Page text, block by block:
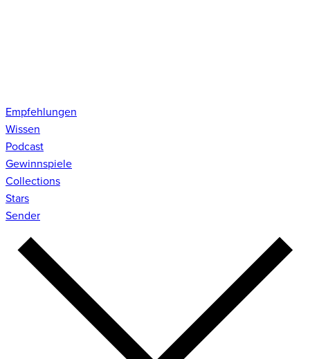
Empfehlungen
Wissen
Podcast
Gewinnspiele
Collections
Stars
Sender